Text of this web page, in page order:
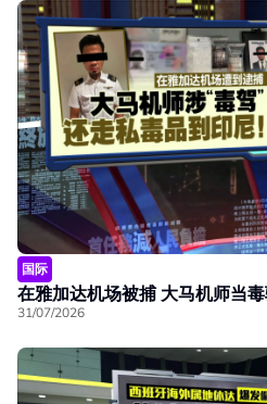
国际
在雅加达机场被捕 大马机师当
31/07/2026